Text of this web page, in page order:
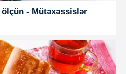
- Mütəxəssislər